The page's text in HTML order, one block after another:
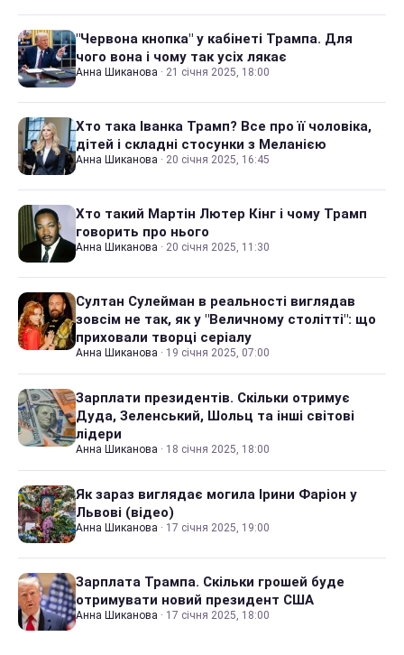
"Червона кнопка" у кабінеті Трампа. Для
чого вона і чому так усіх лякає
Анна Шиканова · 21 січня 2025, 18:00
Хто така Іванка Трамп? Все про її чоловіка,
дітей і складні стосунки з Меланією
Анна Шиканова · 20 січня 2025, 16:45
Хто такий Мартін Лютер Кінг і чому Трамп
говорить про нього
Анна Шиканова · 20 січня 2025, 11:30
Султан Сулейман в реальності виглядав
зовсім не так, як у "Величному столітті": що
приховали творці серіалу
Анна Шиканова · 19 січня 2025, 07:00
Зарплати президентів. Скільки отримує
Дуда, Зеленський, Шольц та інші світові
лідери
Анна Шиканова · 18 січня 2025, 18:00
Як зараз виглядає могила Ірини Фаріон у
Львові (відео)
Анна Шиканова · 17 січня 2025, 19:00
Зарплата Трампа. Скільки грошей буде
отримувати новий президент США
Анна Шиканова · 17 січня 2025, 18:00